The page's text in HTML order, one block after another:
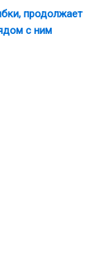
продолжает
с ним